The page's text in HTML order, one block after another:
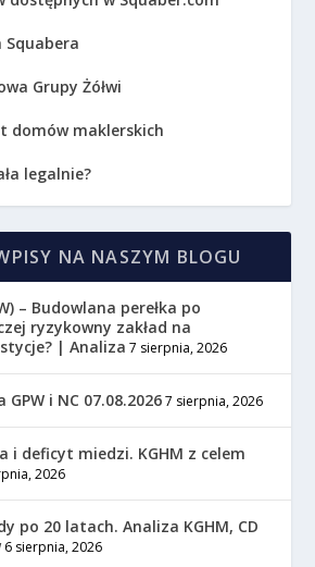
Squabera
Grupy Żółwi
domów maklerskich
legalnie?
NA NASZYM BLOGU
– Budowlana perełka po
ryzykowny zakład na
| Analiza 7 sierpnia, 2026
i NC 07.08.2026 7 sierpnia, 2026
i deficyt miedzi. KGHM z celem
2026
po 20 latach. Analiza KGHM, CD
6 sierpnia, 2026